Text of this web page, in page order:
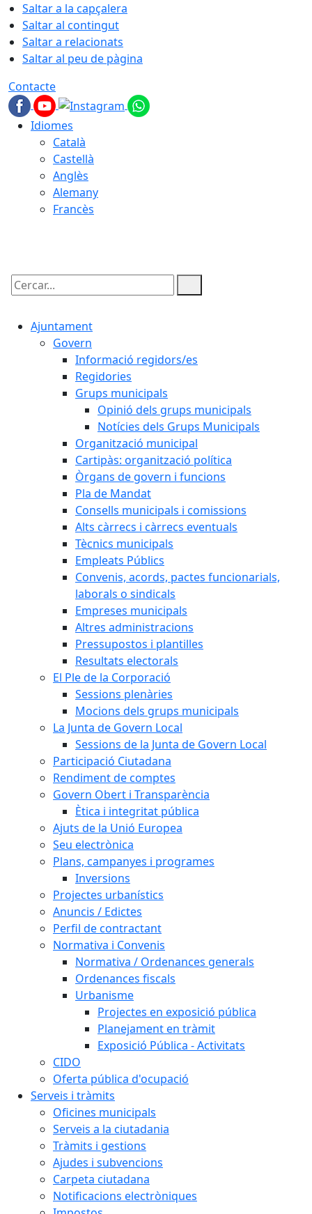
Saltar a la capçalera
Saltar al contingut
Saltar a relacionats
Saltar al peu de pàgina
Contacte
Idiomes
Català
Castellà
Anglès
Alemany
Francès
Cercar:
Ajuntament
Govern
Informació regidors/es
Regidories
Grups municipals
Opinió dels grups municipals
Notícies dels Grups Municipals
Organització municipal
Cartipàs: organització política
Òrgans de govern i funcions
Pla de Mandat
Consells municipals i comissions
Alts càrrecs i càrrecs eventuals
Tècnics municipals
Empleats Públics
Convenis, acords, pactes funcionarials,
laborals o sindicals
Empreses municipals
Altres administracions
Pressupostos i plantilles
Resultats electorals
El Ple de la Corporació
Sessions plenàries
Mocions dels grups municipals
La Junta de Govern Local
Sessions de la Junta de Govern Local
Participació Ciutadana
Rendiment de comptes
Govern Obert i Transparència
Ètica i integritat pública
Ajuts de la Unió Europea
Seu electrònica
Plans, campanyes i programes
Inversions
Projectes urbanístics
Anuncis / Edictes
Perfil de contractant
Normativa i Convenis
Normativa / Ordenances generals
Ordenances fiscals
Urbanisme
Projectes en exposició pública
Planejament en tràmit
Exposició Pública - Activitats
CIDO
Oferta pública d'ocupació
Serveis i tràmits
Oficines municipals
Serveis a la ciutadania
Tràmits i gestions
Ajudes i subvencions
Carpeta ciutadana
Notificacions electròniques